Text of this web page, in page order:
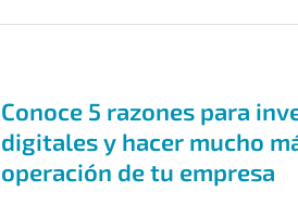
Conoce 5 razones para
digitales y hacer mucho
operación de tu empresa